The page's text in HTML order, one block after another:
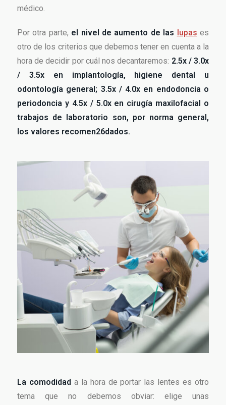
médico.
Por otra parte, el nivel de aumento de las lupas es
otro de los criterios que debemos tener en cuenta a la
hora de decidir por cuál nos decantaremos: 2.5x / 3.0x
/ 3.5x en implantología, higiene dental u
odontología general; 3.5x / 4.0x en endodoncia o
periodoncia y 4.5x / 5.0x en cirugía maxilofacial o
trabajos de laboratorio son, por norma general,
los valores recomen26dados.
La comodidad a la hora de portar las lentes es otro
tema que no debemos obviar: elige unas